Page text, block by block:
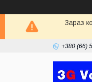
Зараз
+380 (66)